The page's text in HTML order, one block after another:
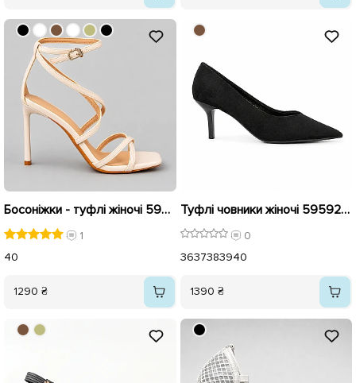
Босоніжки - туфлі жіночі 595924 Бежеві
1
40
1290 ₴
Туфлі човники жіночі 595921 Чорні
0
3637383940
1390 ₴